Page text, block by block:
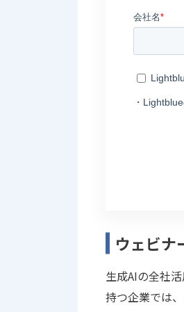
ウェビナ
生成AIの全社
持つ企業では